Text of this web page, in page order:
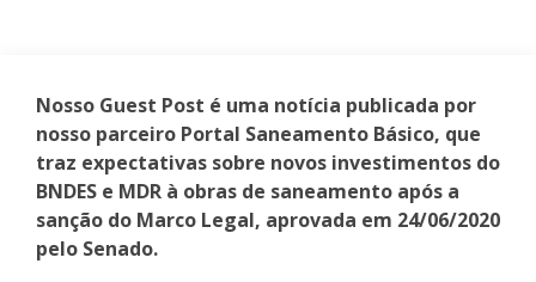
Nosso Guest Post é uma notícia publicada por
nosso parceiro Portal Saneamento Básico, que
traz expectativas sobre novos investimentos do
BNDES e MDR à obras de saneamento após a
sanção do Marco Legal, aprovada em 24/06/2020
pelo Senado.